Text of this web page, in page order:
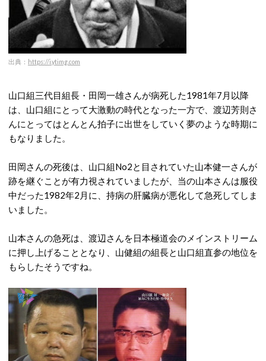
出典： https://i.ytimg.com
山口組三代目組長・田岡一雄さんが病死した1981年7月以降
は、山口組にとって大激動の時代となった一方で、渡辺芳則さ
んにとってはとんとん拍子に出世をしていく夢のような時期に
もなりました。
田岡さんの死後は、山口組No2と目されていた山本健一さんが
跡を継ぐことが有力視されていましたが、当の山本さんは服役
中だった1982年2月に、持病の肝臓病が悪化して急死してしま
いました。
山本さんの急死は、渡辺さんを日本極道会のメインストリーム
に押し上げることとなり、山健組の組長と山口組直参の地位を
もらしたそうですね。